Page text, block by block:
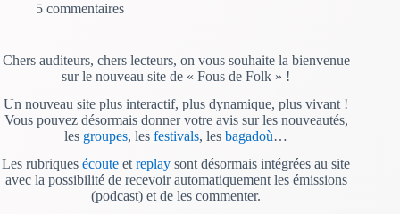
5 commentaires
Chers auditeurs, chers lecteurs, on vous souhaite la bienvenue
sur le nouveau site de « Fous de Folk » !
Un nouveau site plus interactif, plus dynamique, plus vivant !
Vous pouvez désormais donner votre avis sur les nouveautés,
les groupes, lesfestivals, lesbagadoù…
Les rubriquesécoute etreplay sont désormais intégrées au site
avec la possibilité de recevoir automatiquement les émissions
(podcast) et de les commenter.